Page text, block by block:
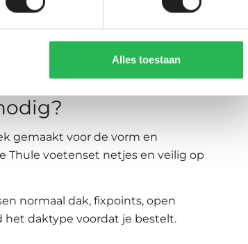
Alles toestaan
gemaakt voor de vorm en
Thule voetenset netjes en veilig op
normaal dak, fixpoints, open
het daktype voordat je bestelt.